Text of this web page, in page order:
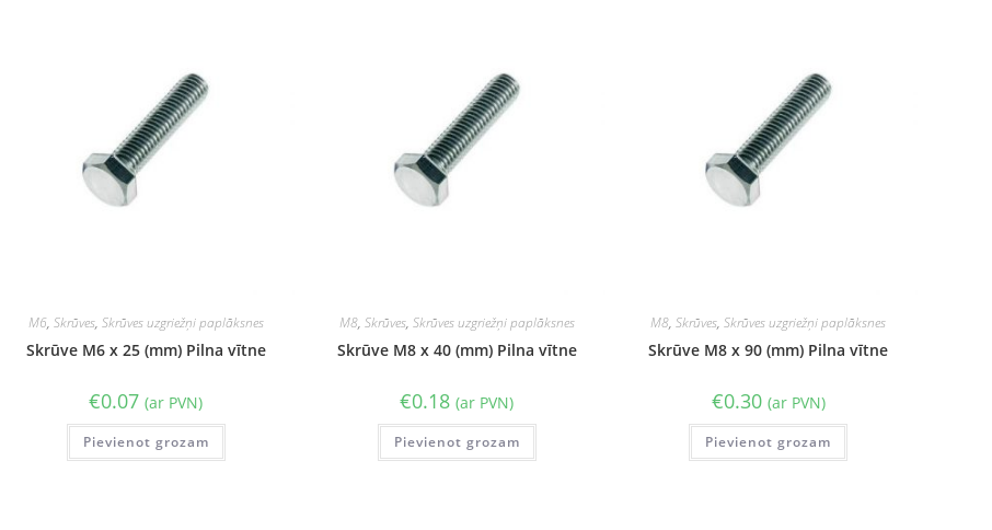
M6, Skrūves, Skrūves uzgriežņi paplāksnes
Skrūve M6 x 25 (mm) Pilna vītne
€0.07 (ar PVN)
Pievienot grozam
M8, Skrūves, Skrūves uzgriežņi paplāksnes
Skrūve M8 x 40 (mm) Pilna vītne
€0.18 (ar PVN)
Pievienot grozam
M8,Skrūves,Skrūves uzgriežņi paplāksnes
Skrūve M8 x 90 (mm) Pilna vītne
€0.30 (ar PVN)
Pievienot grozam